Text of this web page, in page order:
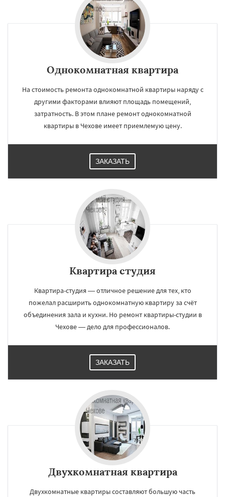
Однокомнатная квартира
На стоимость ремонта однокомнатной квартиры наряду с
другими факторами влияют площадь помещений,
затратность. В этом плане ремонт однокомнатной
квартиры в Чехове имеет приемлемую цену.
ЗАКАЗАТЬ
Квартира студия
Квартира-студия — отличное решение для тех, кто
пожелал расширить однокомнатную квартиру за счёт
объединения зала и кухни. Но ремонт квартиры-студии в
Чехове — дело для профессионалов.
ЗАКАЗАТЬ
Двухкомнатная квартира
Двухкомнатные квартиры составляют большую часть